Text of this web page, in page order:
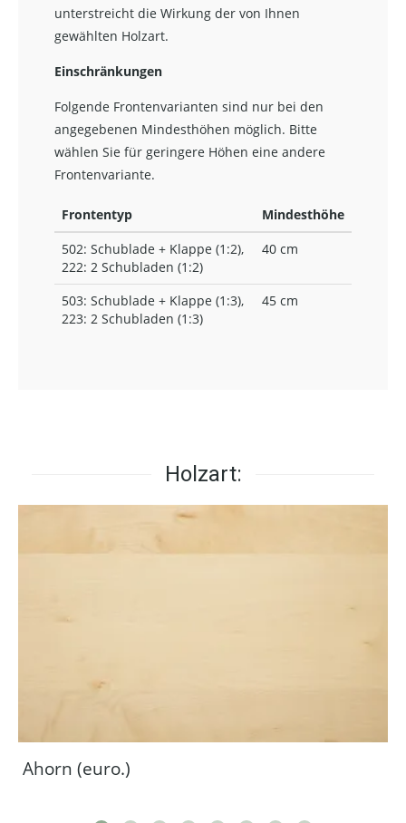
unterstreicht die Wirkung der von Ihnen
gewählten Holzart.
Einschränkungen
Folgende Frontenvarianten sind nur bei den
angegebenen Mindesthöhen möglich. Bitte
wählen Sie für geringere Höhen eine andere
Frontenvariante.
Frontentyp
Mindesthöhe
502: Schublade + Klappe (1:2),
222: 2 Schubladen (1:2)
40 cm
503: Schublade + Klappe (1:3),
223: 2 Schubladen (1:3)
45 cm
Holzart:
Ahorn (euro.)